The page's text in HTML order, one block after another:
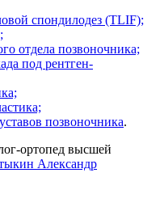
спондилодез (TLIF);
отдела позвоночника;
под рентген-
позвоночника.
ортопед высшей
Александр